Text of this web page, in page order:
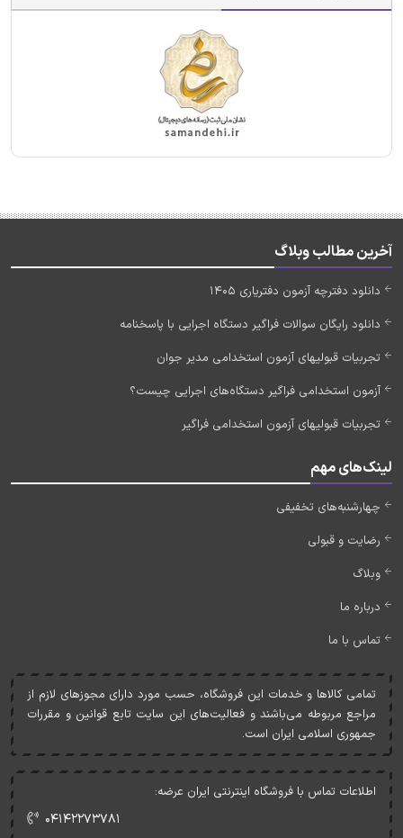
آخرین مطالب وبلاگ
دانلود دفترچه آزمون دفتریاری 1405
دانلود رایگان سوالات فراگیر دستگاه اجرایی با پاسخنامه
تجربیات قبولیهای آزمون استخدامی مدیر جوان
آزمون استخدامی فراگیر دستگاه‌های اجرایی چیست؟
تجربیات قبولیهای آزمون استخدامی فراگیر
لینک‌های مهم
چهارشنبه‌های تخفیفی
رضایت و قبولی
وبلاگ
درباره ما
تماس با ما
تمامی کالاها و خدمات اين فروشگاه، حسب مورد دارای مجوزهای لازم از
مراجع مربوطه می‌باشند و فعاليت‌های اين سايت تابع قوانين و مقررات
جمهوری اسلامی ايران است.
اطلاعات تماس با فروشگاه اینترنتی ایران عرضه:
۰۴۱۴۲۲۷۳۷۸۱